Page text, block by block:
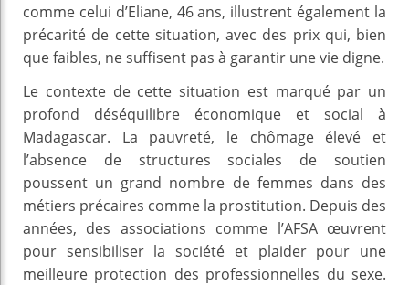
comme celui d’Eliane, 46 ans, illustrent également la
précarité de cette situation, avec des prix qui, bien
que faibles, ne suffisent pas à garantir une vie digne.
Le contexte de cette situation est marqué par un
profond déséquilibre économique et social à
Madagascar. La pauvreté, le chômage élevé et
l’absence de structures sociales de soutien
poussent un grand nombre de femmes dans des
métiers précaires comme la prostitution. Depuis des
années, des associations comme l’AFSA œuvrent
pour sensibiliser la société et plaider pour une
meilleure protection des professionnelles du sexe.